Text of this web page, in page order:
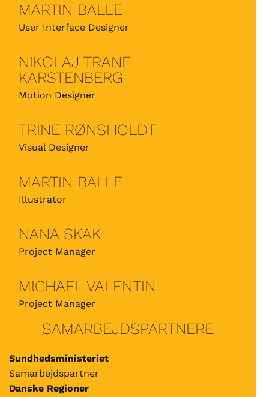
MARTIN BALLE
User Interface Designer
NIKOLAJ TRANE
KARSTENBERG
Motion Designer
TRINE RØNSHOLDT
Visual Designer
MARTIN BALLE
Illustrator
NANA SKAK
Project Manager
MICHAEL VALENTIN
Project Manager
SAMARBEJDSPARTNERE
Sundhedsministeriet
Samarbejdspartner
Danske Regioner